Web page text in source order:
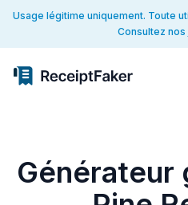
Usage légitime uniquement. Toute
Consultez nos
Générateur